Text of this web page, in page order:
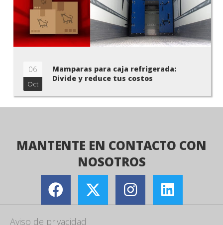
06
Oct
Mamparas para caja refrigerada:
Divide y reduce tus costos
MANTENTE EN CONTACTO CON
NOSOTROS
Aviso de privacidad